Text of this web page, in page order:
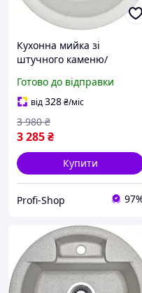
Кухонна мийка зі
штучного каменю/
кругла FINE Adamant
Білий (30180470190)
Готово до відправки
від328₴/міс
3 285₴
3 980 ₴
Купити
Profi-Shop